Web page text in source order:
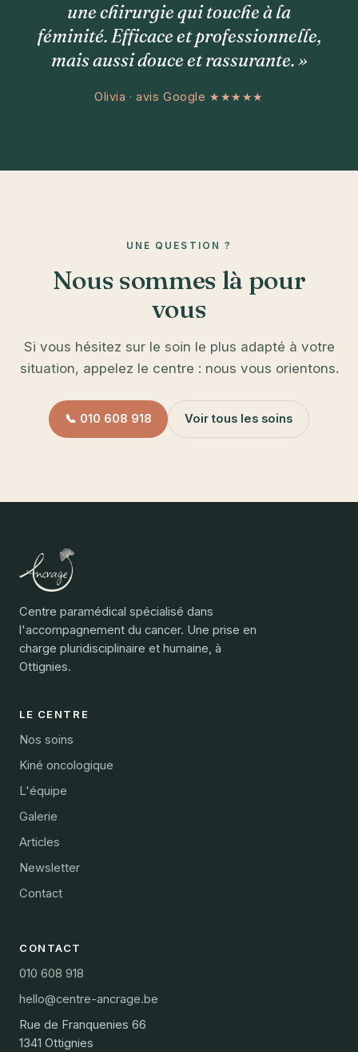
une chirurgie qui touche à la
féminité. Efficace et professionnelle,
mais aussi douce et rassurante. »
Olivia · avis Google ★★★★★
UNE QUESTION ?
Nous sommes là pour
vous
Si vous hésitez sur le soin le plus adapté à votre
situation, appelez le centre : nous vous orientons.
📞 010 608 918 Voir tous les soins
Centre paramédical spécialisé dans
l'accompagnement du cancer. Une prise en
charge pluridisciplinaire et humaine, à
Ottignies.
LE CENTRE
Nos soins
Kiné oncologique
L'équipe
Galerie
Articles
Newsletter
Contact
CONTACT
010 608 918
hello@centre-ancrage.be
Rue de Franquenies 66
1341 Ottignies